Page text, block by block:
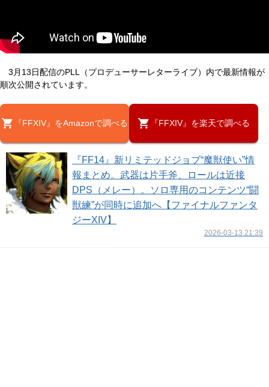
3月13日配信のPLL（プロデューサーレターライブ）内で最新情報が
順次公開されています。
『FFXIV』をAmazonで調べる 『FFXIV』を楽天で調べる
『FF14』新リミテッドジョブ“魔獣使い”情
報まとめ。武器は片手斧、ロールは近接
DPS（メレー）。ソロ専用のコンテンツ“闘
獣練”が同時に追加へ【ファイナルファンタ
ジーXIV】
2026-03-13 21:39